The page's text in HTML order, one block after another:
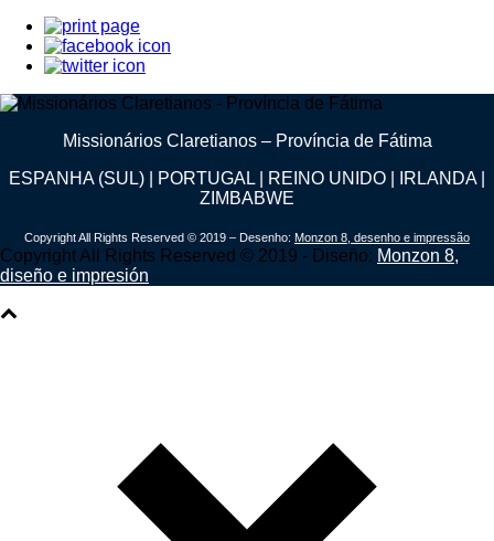
Missionários Claretianos – Província de Fátima
ESPANHA (SUL) | PORTUGAL | REINO UNIDO | IRLANDA |
ZIMBABWE
Copyright All Rights Reserved © 2019 – Desenho: Monzon 8, desenho e impressão
Copyright All Rights Reserved © 2019 - Diseño: Monzon 8,
diseño e impresión